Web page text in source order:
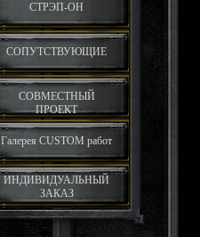
СТРЭП-ОН
СОПУТСТВУЮЩИЕ
СОВМЕСТНЫЙ
ПРОЕКТ
Галерея CUSTOM работ
ИНДИВИДУАЛЬНЫЙ
ЗАКАЗ